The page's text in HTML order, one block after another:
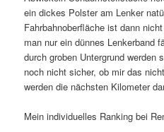
ein dickes Polster am Lenker
Fahrbahnoberfläche ist dann
man nur ein dünnes Lenkerband
durch groben Untergrund werden
noch nicht sicher, ob mir das
werden die nächsten Kilometer
Mein individuelles Ranking bei